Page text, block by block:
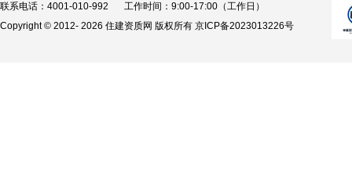
联系电话：4001-010-992
工作时间：9:00-17:00（工作日）
Copyright © 2012- 2026 住建资质网 版权所有 京ICP备2023013226号